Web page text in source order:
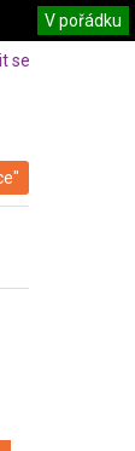
se
V pořádku